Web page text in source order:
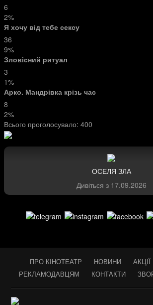
6
2%
Я хочу від тебе сексу
36
9%
Зловісний ритуал
3
1%
Арко. Мандрівка крізь час
8
2%
Всього проголосувало: 400
ОСЕЛЯ ЗЛА
Дивіться з 17.09.2026
ПРО КІНОТЕАТР НОВИНИ АКЦІЇ
РЕКЛАМОДАВЦЯМ
КОНТАКТИ